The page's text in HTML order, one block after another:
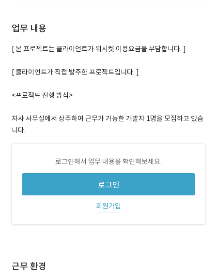
업무 내용
[ 본 프로젝트는 클라이언트가 위시켓 이용요금을 부담합니다. ]
[ 클라이언트가 직접 발주한 프로젝트입니다. ]
<프로젝트 진행 방식>
자사 사무실에서 상주하여 근무가 가능한 개발자 1명을 모집하고 있습
니다.
로그인해서 업무 내용을 확인해보세요.
로그인
회원가입
근무 환경